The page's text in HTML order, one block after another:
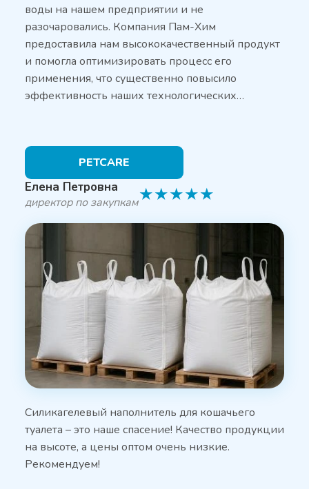
воды на нашем предприятии и не
разочаровались. Компания Пам-Хим
предоставила нам высококачественный продукт
и помогла оптимизировать процесс его
применения, что существенно повысило
эффективность наших технологических…
PETCARE
Елена Петровна
директор по закупкам★★★★★
Силикагелевый наполнитель для кошачьего
туалета – это наше спасение! Качество продукции
на высоте, а цены оптом очень низкие.
Рекомендуем!